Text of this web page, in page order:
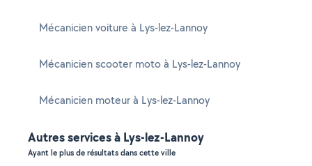
Mécanicien voiture à Lys-lez-Lannoy
Mécanicien scooter moto à Lys-lez-Lannoy
Mécanicien moteur à Lys-lez-Lannoy
Autres services à Lys-lez-Lannoy
Ayant le plus de résultats dans cette ville